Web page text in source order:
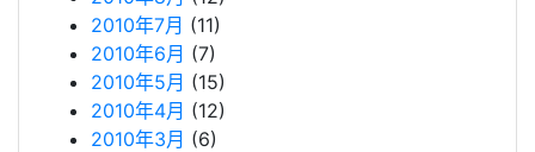
2010年7月 (11)
2010年6月 (7)
2010年5月 (15)
2010年4月 (12)
2010年3月 (6)